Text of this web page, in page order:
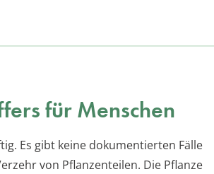
für Menschen
Es gibt keine dokumentierten Fälle
von Pflanzenteilen. Die Pflanze